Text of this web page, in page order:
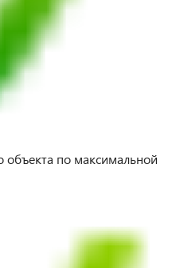
по максимальной